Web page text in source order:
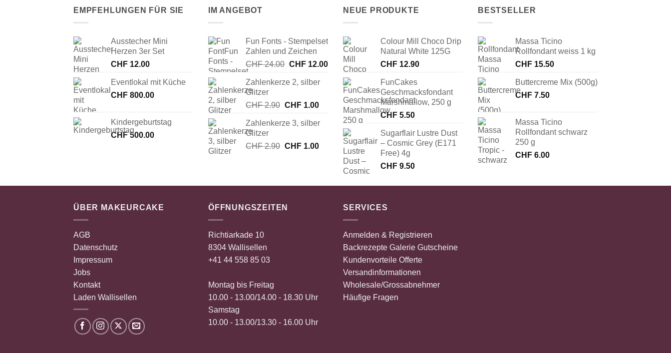
EMPFEHLUNGEN FÜR SIE
Ausstecher Mini
Herzen 3er Set
CHF 12.00
Eventlokal mit Küche
CHF 800.00
Kindergeburtstag
CHF500.00
IM ANGEBOT
Fun Fonts - Stempelset
Zahlen und Zeichen
CHF24.00 Ursprünglicher
war:
CHF12.00Aktueller
Preis
CHF 12.00.
Zahlenkerze 2, silber
Glitzer
CHF2.90 Ursprünglicher
war:
CHF1.00Aktueller
ist:
CHF 1.00.
Zahlenkerze 3, silber
Glitzer
CHF2.90 Ursprünglicher
CHF1.00Aktueller
NEUE PRODUKTE
Colour Mill Choco Drip
Natural White 125G
CHF 12.90
FunCakes
Geschmacksfondant
Marshmallow, 250 g
CHF 5.50
Sugarflair Lustre Dust
– Cosmic Grey (E171
Free) 4g
CHF 9.50
BESTSELLER
Massa Ticino
Rollfondant weiss 1 kg
CHF 15.50
Buttercreme Mix (500g)
CHF 7.50
Massa Ticino
Rollfondant schwarz
250 g
CHF 6.00
ÜBER MAKEURCAKE
AGB
Datenschutz
Impressum
Jobs
Kontakt
Laden Wallisellen
ÖFFNUNGSZEITEN
Richtiarkade 10
8304 Wallisellen
+41 44 558 85 03
Montag bis Freitag
10.00 - 13.00/14.00 - 18.30 Uhr
Samstag
10.00 - 13.00/13.30 - 16.00 Uhr
SERVICES
Anmelden & Registrieren
Backrezepte Galerie Gutscheine
Kundenvorteile Offerte
Versandinformationen
Wholesale/Grossabnehmer
Häufige Fragen